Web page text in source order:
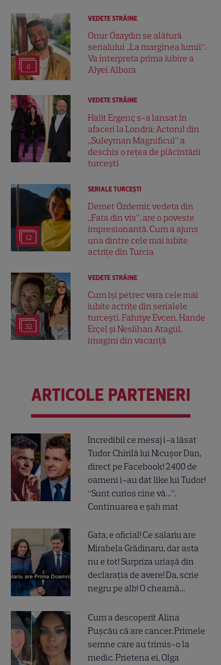
6
VEDETE STRĂINE
Onur Özaydın se alătură
serialului „La marginea lumii”.
Va interpreta prima iubire a
Alyei Albora
VEDETE STRĂINE
Halit Ergenç s-a lansat în
afaceri la Londra: Actorul din
„Suleyman Magnificul” a
deschis o rețea de plăcintării
turcești
12
SERIALE TURCEŞTI
Demet Özdemir, vedeta din
„Fata din vis”, are o poveste
impresionantă. Cum a ajuns
una dintre cele mai iubite
actrițe din Turcia
32
VEDETE STRĂINE
Cum își petrec vara cele mai
iubite actrițe din serialele
turcești. Fahriye Evcen, Hande
Erçel și Neslihan Atagül,
imagini din vacanță
ARTICOLE PARTENERI
Incredibil ce mesaj i-a lăsat
Tudor Chirilă lui Nicușor Dan,
direct pe Facebook! 2400 de
oameni i-au dat like lui Tudor!
“Sunt curios cine vă…”.
Continuarea e șah mat
Gata, e oficial! Ce salariu are
Mirabela Grădinaru, dar asta
nu e tot! Surpriza uriașă din
declarația de avere! Da, scrie
negru pe alb! O cheamă…
Cum a descoperit Alina
Pușcău că are cancer. Primele
semne care au trimis-o la
medic. Prietena ei, Olga